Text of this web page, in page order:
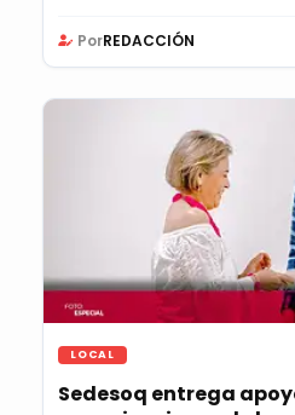
PorREDACCIÓN
LOCAL
Sedesoq entrega